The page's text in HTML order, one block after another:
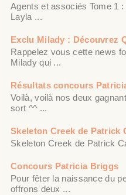
Agents et associés Tome 1
Layla ...
Exclu Milady : Découvrez
Rappelez vous cette news
Milady qui ...
Résultats concours
Voilà, voilà nos deux
sort ^^ ...
Skeleton Creek de Patrick
Skeleton Creek de Patrick
Concours Patricia Briggs
Pour fêter la naissance du
offrons deux ...